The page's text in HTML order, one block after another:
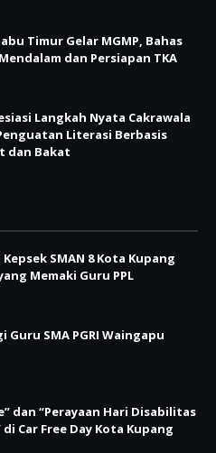
Timur Gelar MGMP, Bahas
dan Persiapan TKA
Langkah Nyata Cakrawala
Literasi Berbasis
dan Bakat
SMAN 8 Kota Kupang
Memaki Guru PPL
Guru SMA PGRI Waingapu
dan “Perayaan Hari Disabilitas
Car Free Day Kota Kupang